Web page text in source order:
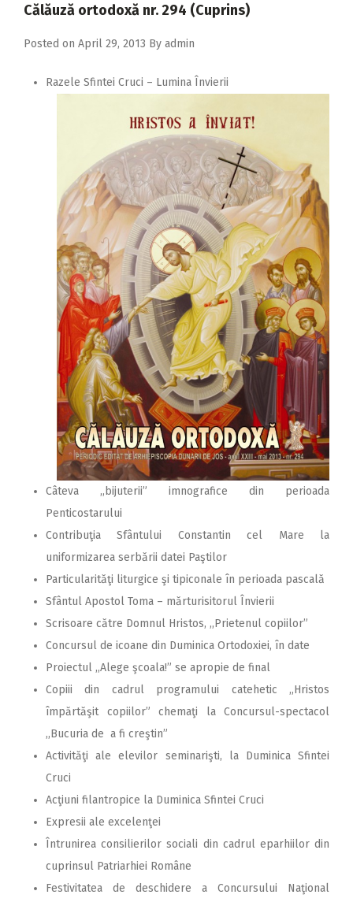
Călăuză ortodoxă nr. 294 (Cuprins)
Posted on April 29, 2013 By admin
Razele Sfintei Cruci – Lumina Învierii
Câteva ,,bijuterii” imnografice din perioada
Penticostarului
Contribuţia Sfântului Constantin cel Mare la
uniformizarea serbării datei Paştilor
Particularităţi liturgice şi tipiconale în perioada pascală
Sfântul Apostol Toma – mărturisitorul Învierii
Scrisoare către Domnul Hristos, ,,Prietenul copiilor”
Concursul de icoane din Duminica Ortodoxiei, în date
Proiectul ,,Alege şcoala!” se apropie de final
Copiii din cadrul programului catehetic ,,Hristos
împărtăşit copiilor” chemaţi la Concursul-spectacol
,,Bucuria de a fi creştin”
Activităţi ale elevilor seminarişti, la Duminica Sfintei
Cruci
Acţiuni filantropice la Duminica Sfintei Cruci
Expresii ale excelenţei
Întrunirea consilierilor sociali din cadrul eparhiilor din
cuprinsul Patriarhiei Române
Festivitatea de deschidere a Concursului Naţional